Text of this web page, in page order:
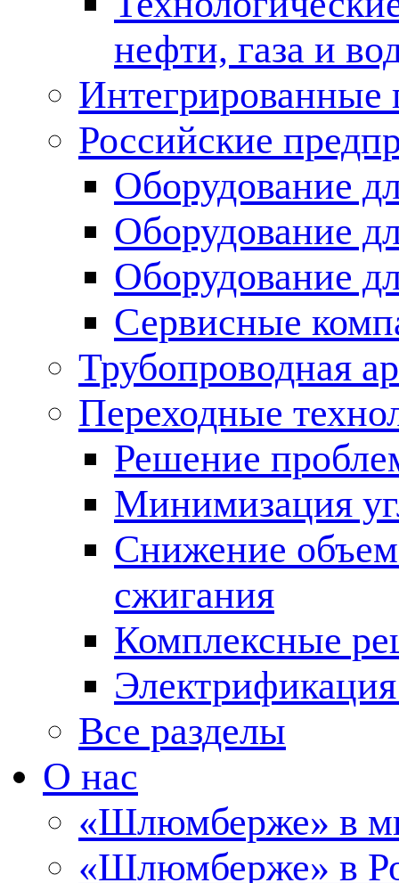
нефти, газа и
Российские
Оборудование
Оборудование
Оборудование
Сервисные
Трубопроводная
Переходные
Решение
Минимизация
Снижение
сжигания
Комплексные
Все разделы
О нас
«Шлюмберже» в
«Шлюмберже» в